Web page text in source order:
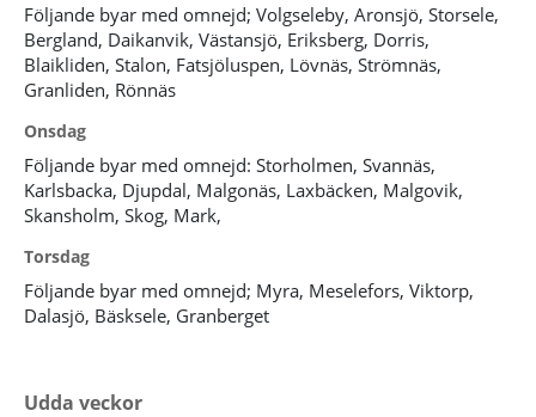
Följande byar med omnejd; Volgseleby, Aronsjö, Storsele,
Bergland, Daikanvik, Västansjö, Eriksberg, Dorris,
Blaikliden, Stalon, Fatsjöluspen, Lövnäs, Strömnäs,
Granliden, Rönnäs
Onsdag
Följande byar med omnejd: Storholmen, Svannäs,
Karlsbacka, Djupdal, Malgonäs, Laxbäcken, Malgovik,
Skansholm, Skog, Mark,
Torsdag
Följande byar med omnejd; Myra, Meselefors, Viktorp,
Dalasjö, Bäsksele, Granberget
Udda veckor